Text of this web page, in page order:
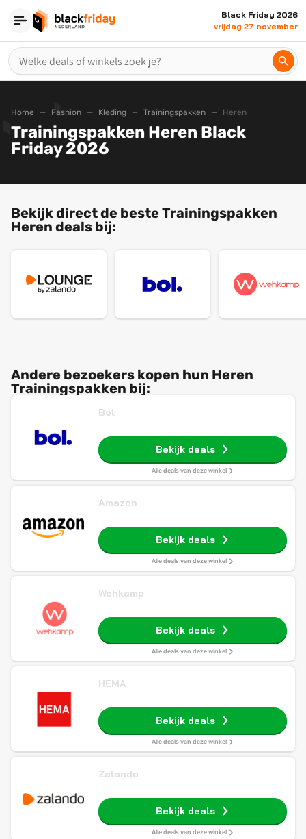
Black Friday 2026
vrijdag 27 november
Home Fashion Kleding Trainingspakken Heren
Trainingspakken Heren Black
Friday 2026
Bekijk direct de beste Trainingspakken
Heren deals bij:
Andere bezoekers kopen hun Heren
Trainingspakken bij:
Bol
Bekijk deals
Alle deals van deze winkel
Amazon
Bekijk deals
Alle deals van deze winkel
Wehkamp
Bekijk deals
Alle deals van deze winkel
HEMA
Bekijk deals
Alle deals van deze winkel
Zalando
Bekijk deals
Alle deals van deze winkel